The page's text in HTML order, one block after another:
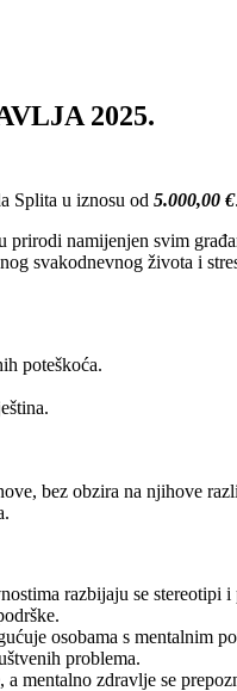
2025.
Splita u iznosu od5.000,00 €.
namijenjen svim
svakodnevnog života i
poteškoća.
bez obzira na njihove
razbijaju se stereotipi
osobama s mentalnim
problema.
mentalno zdravlje se